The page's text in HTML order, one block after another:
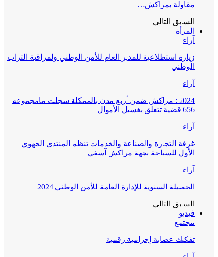
مقاولة بمراكش…
السابق التالي
المرأة
آراء
زيارة استطلاعية للمدير العام للأمن الوطني ولمراقبة التراب
الوطني
آراء
2024 : مراكش ضمن أربع مدن بالممكلة سجلت مامجموعه
656 قضية تتعلق بغسيل الأموال
آراء
غرفة التجارة والصناعة والخدمات تنظم المنتدى الجهوي
الأول للسياحة بجهة مراكش آسفي
آراء
الحصيلة السنوية للإدارة العامة للأمن الوطني 2024
السابق التالي
فيديو
مجتمع
تفكيك عصابة إجرامية رقمية